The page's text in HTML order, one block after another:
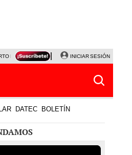
BENAVIDES NALDY SALDAÑA
INICIAR SESIÓN
DATEC BOLETÍN